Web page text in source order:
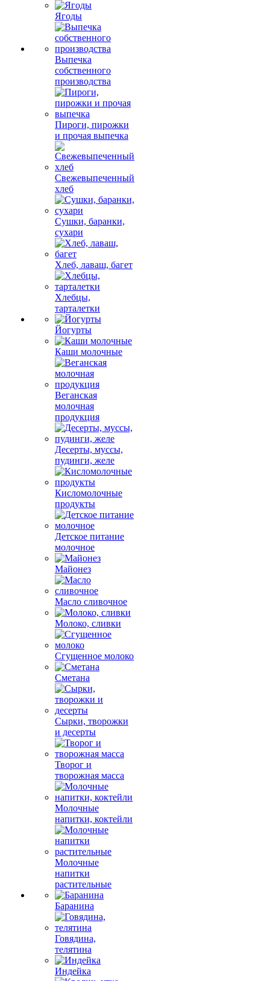
Ягоды
Выпечка
собственного
производства
Пироги, пирожки
и прочая выпечка
Свежевыпеченный
хлеб
Сушки, баранки,
сухари
Хлеб, лаваш, багет
Хлебцы,
тарталетки
Йогурты
Каши молочные
Веганская
молочная
продукция
Десерты, муссы,
пудинги, желе
Кисломолочные
продукты
Детское питание
молочное
Майонез
Масло сливочное
Молоко, сливки
Сгущенное молоко
Сметана
Сырки, творожки
и десерты
Творог и
творожная масса
Молочные
напитки, коктейли
Молочные
напитки
растительные
Баранина
Говядина,
телятина
Индейка